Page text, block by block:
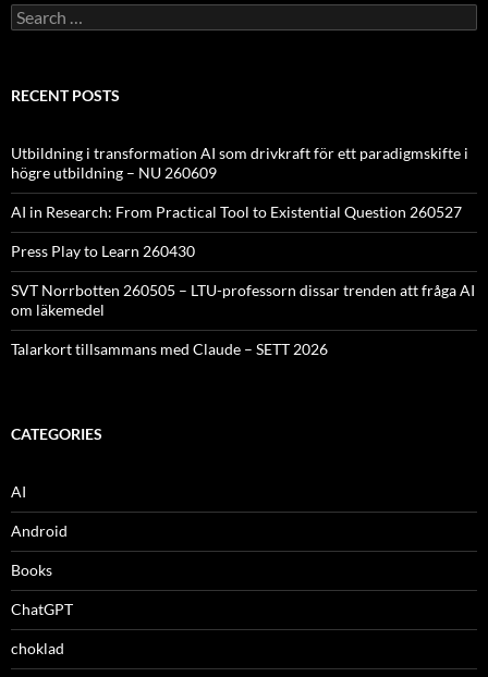
Search
for:
RECENT POSTS
Utbildning i transformation AI som drivkraft för ett paradigmskifte i
högre utbildning – NU 260609
AI in Research: From Practical Tool to Existential Question 260527
Press Play to Learn 260430
SVT Norrbotten 260505 – LTU-professorn dissar trenden att fråga AI
om läkemedel
Talarkort tillsammans med Claude – SETT 2026
CATEGORIES
AI
Android
Books
ChatGPT
choklad